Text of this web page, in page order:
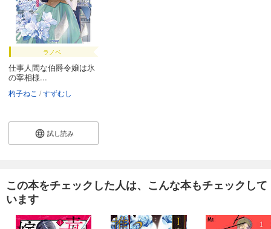
ラノベ
仕事人間な伯爵令嬢は氷
の宰相様...
杓子ねこ すずむし
試し読み
この本をチェックした人は、こんな本もチェックして
います